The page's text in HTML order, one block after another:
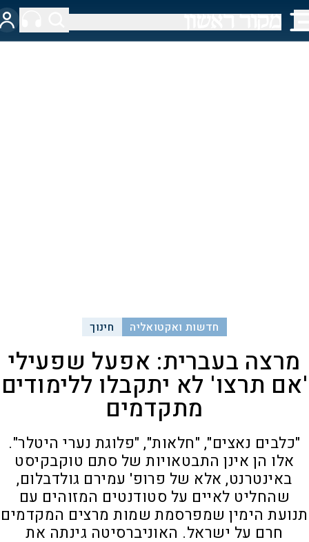
חדשות ואקטואליה חינוך
מרצה בעברית: אפעל שפעילי
'אם תרצו' לא יתקבלו ללימודים
מתקדמים
"כלבים נאצים", "חלאות", "פלוגת נערי היטלר".
אלו הן אינן התבטאויות של סתם טוקבקיסט
באינטרנט, אלא של פרופ' עמירם גולדבלום,
שהחליט לאיים על סטודנטים המזוהים עם
תנועת הימין שמפרסמת שמות מרצים המקדמים
חרם על ישראל. האוניברסיטה גינתה את